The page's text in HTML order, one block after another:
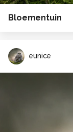
Bloementuin
eunice